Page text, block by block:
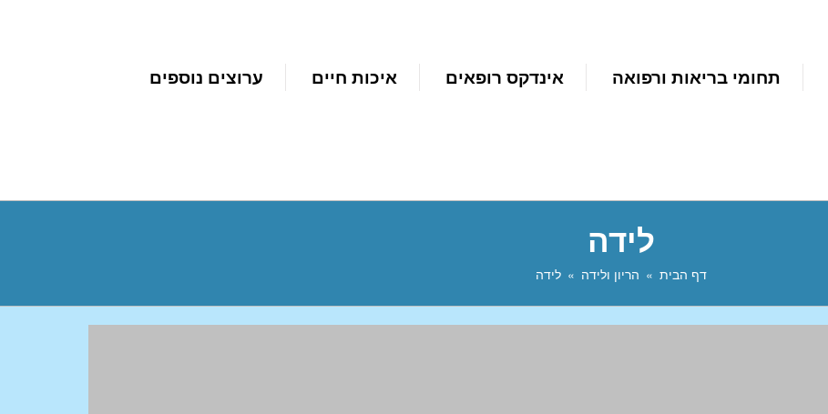
תחומי בריאות ורפואה אינדקס רופאים איכות חיים
ערוצים נוספים
לידה
דף הבית הריון ולידה לידה